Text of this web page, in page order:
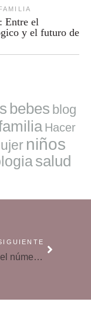
Entre el
y el futuro de
bebes blog
Hacer
niños
salud
Aumenta el número de familias sin hijos y descienden las numerosas